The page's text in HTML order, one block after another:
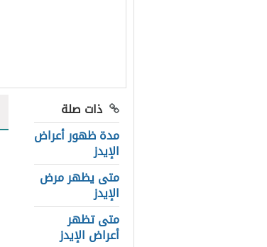
ذات صلة
مدة ظهور أعراض
الإيدز
متى يظهر مرض
الإيدز
متى تظهر
أعراض الإيدز